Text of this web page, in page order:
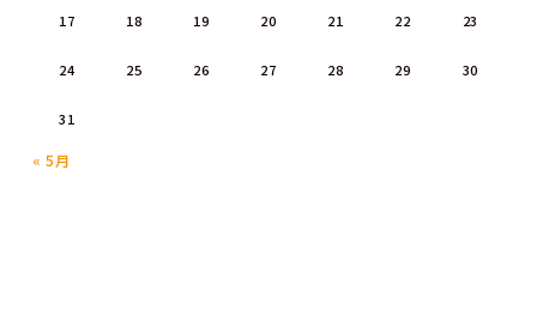
17 18 19 20 21 22 23
24 25 26 27 28 29 30
31
« 5月